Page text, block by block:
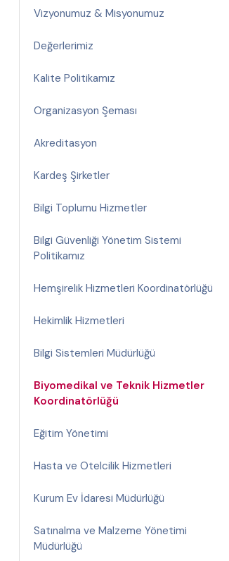
Vizyonumuz & Misyonumuz
Değerlerimiz
Kalite Politikamız
Organizasyon Şeması
Akreditasyon
Kardeş Şirketler
Bilgi Toplumu Hizmetler
Bilgi Güvenliği Yönetim Sistemi
Politikamız
Hemşirelik Hizmetleri Koordinatörlüğü
Hekimlik Hizmetleri
Bilgi Sistemleri Müdürlüğü
Biyomedikal ve Teknik Hizmetler
Koordinatörlüğü
Eğitim Yönetimi
Hasta ve Otelcilik Hizmetleri
Kurum Ev İdaresi Müdürlüğü
Satınalma ve Malzeme Yönetimi
Müdürlüğü